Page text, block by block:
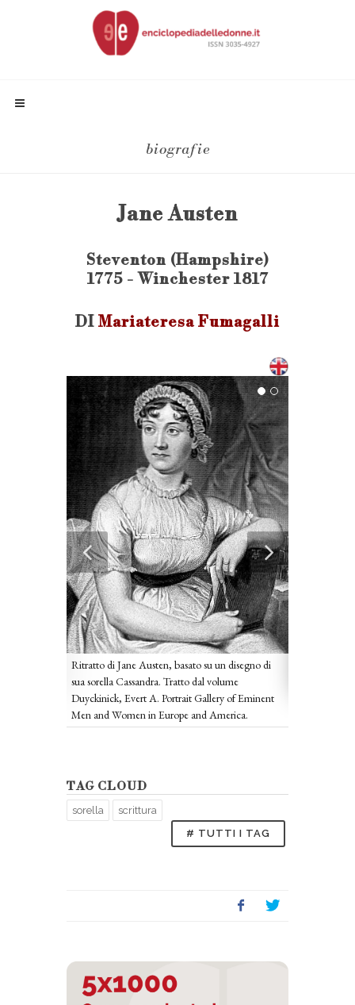
biografie
Jane Austen
Steventon (Hampshire)
1775 - Winchester 1817
DI Mariateresa Fumagalli
Ritratto di Jane Austen, basato su un disegno di
sua sorella Cassandra. Tratto dal volume
Duyckinick, Evert A. Portrait Gallery of Eminent
Men and Women in Europe and America.
TAG CLOUD
sorella
scrittura
# TUTTI I TAG